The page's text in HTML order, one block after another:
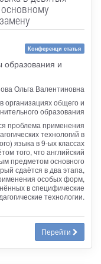
основному
Конференци статья
образования и
Ольга Валентиновна
организациях общего и
образования
проблема применения
технологий в
языка в 9-ых классах
того, что английский
предметом основного
сдаётся в два этапа,
особых форм,
в специфические
технологии.
Перейти